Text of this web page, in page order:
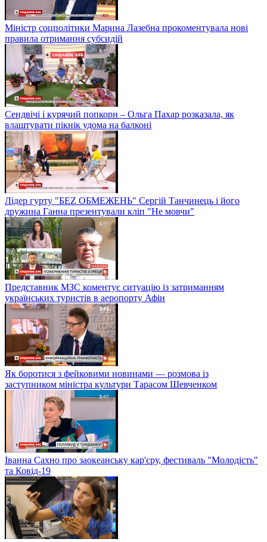
Міністр соцполітики Марина Лазебна прокоментувала нові
правила отримання субсидій
Сендвічі і курячий попкорн – Ольга Пахар розказала, як
влаштувати пікнік удома на балконі
Лідер гурту "БЕZ ОБМЕЖЕНЬ" Сергій Танчинець і його
дружина Ганна презентували кліп "Не мовчи"
Представник МЗС коментує ситуацію із затриманням
українських туристів в аеропорту Афін
Як боротися з фейковими новинами — розмова із
заступником міністра культури Тарасом Шевченком
Іванна Сахно про заокеанську кар'єру, фестиваль "Молодість"
та Ковід-19